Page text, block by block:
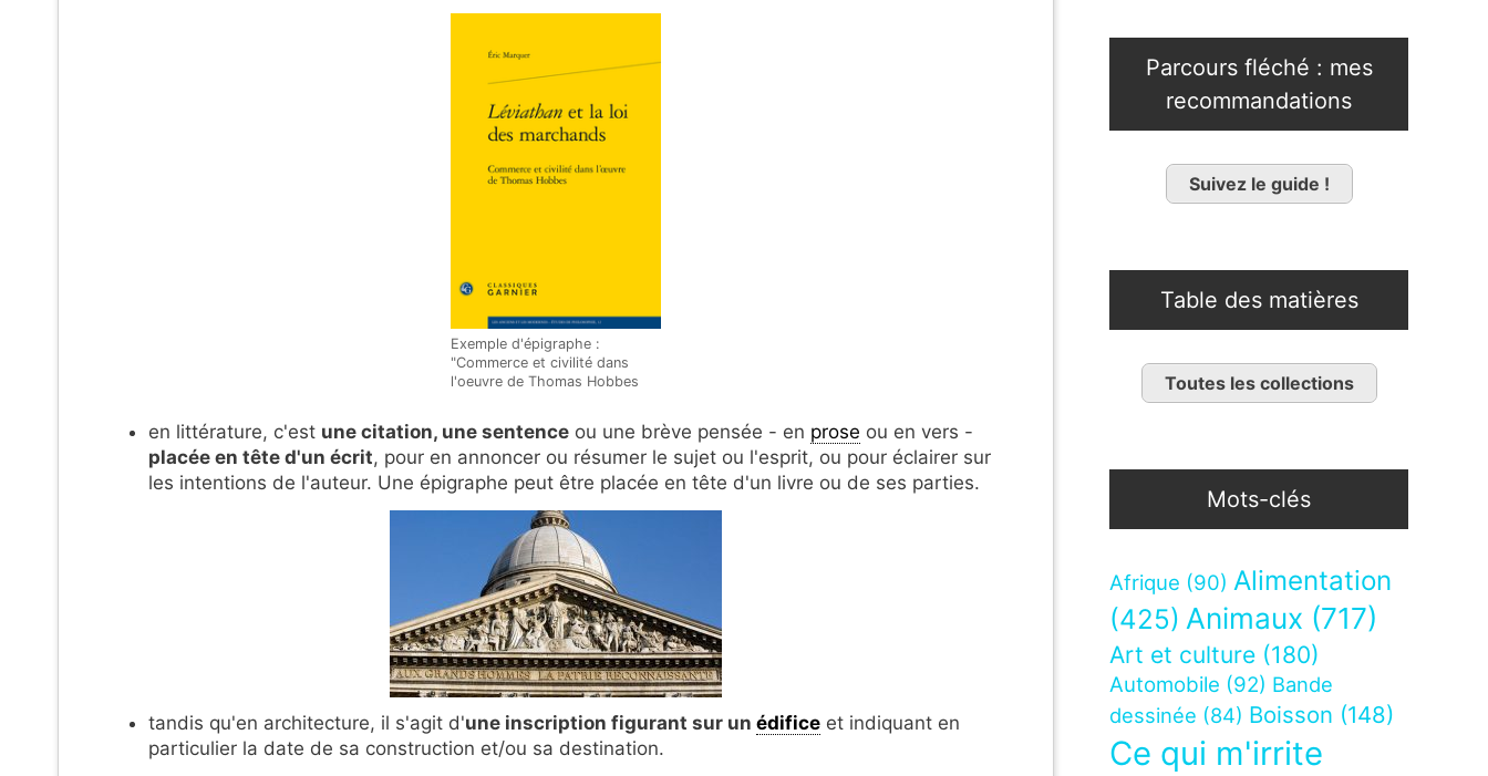
Exemple d'épigraphe :
"Commerce et civilité dans
l'oeuvre de Thomas Hobbes
en littérature, c'est une citation, une sentence ou une brève pensée - en prose ou en vers -
placée en tête d'un écrit, pour en annoncer ou résumer le sujet ou l'esprit, ou pour éclairer sur
les intentions de l'auteur. Une épigraphe peut être placée en tête d'un livre ou de ses parties.
tandis qu'en architecture, il s'agit d'une inscription figurant sur un édifice et indiquant en
particulier la date de sa construction et/ou sa destination.
Parcours fléché : mes
recommandations
Suivez le guide !
Table des matières
Toutes les collections
Mots-clés
Afrique (90) Alimentation
(425) Animaux (717)
Art et culture (180)
Automobile (92) Bande
dessinée (84) Boisson (148)
Ce qui m'irrite